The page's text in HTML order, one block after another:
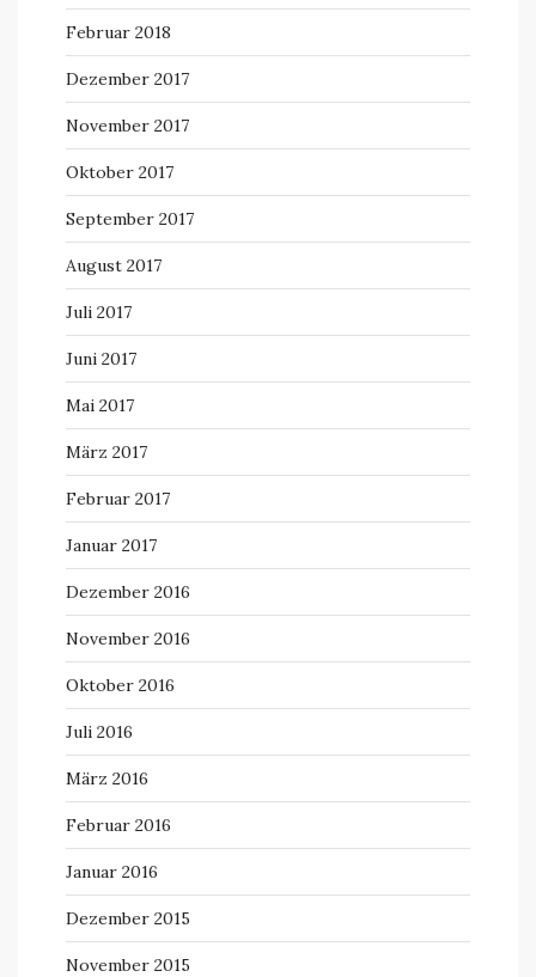
Februar 2018
Dezember 2017
November 2017
Oktober 2017
September 2017
August 2017
Juli 2017
Juni 2017
Mai 2017
März 2017
Februar 2017
Januar 2017
Dezember 2016
November 2016
Oktober 2016
Juli 2016
März 2016
Februar 2016
Januar 2016
Dezember 2015
November 2015